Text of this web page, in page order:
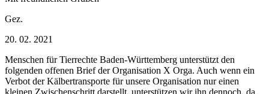
Gez.
20. 02. 2021
Menschen für Tierrechte Baden-Württemberg unterstützt den
folgenden offenen Brief der Organisation X Orga. Auch wenn ein
Verbot der Kälbertransporte für unsere Organisation nur einen
kleinen Zwischenschritt darstellt, unterstützen wir ihn dennoch, da